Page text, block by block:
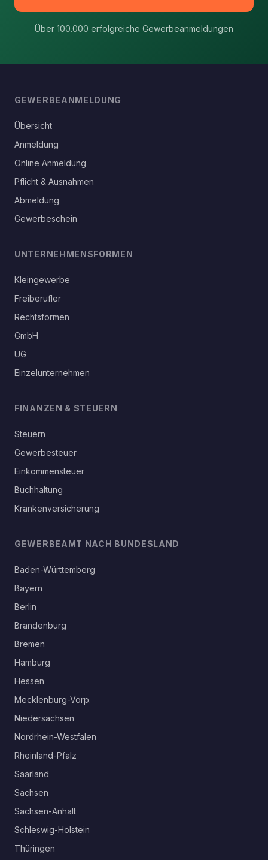
Über 100.000 erfolgreiche Gewerbeanmeldungen
GEWERBEANMELDUNG
Übersicht
Anmeldung
Online Anmeldung
Pflicht & Ausnahmen
Abmeldung
Gewerbeschein
UNTERNEHMENSFORMEN
Kleingewerbe
Freiberufler
Rechtsformen
GmbH
UG
Einzelunternehmen
FINANZEN & STEUERN
Steuern
Gewerbesteuer
Einkommensteuer
Buchhaltung
Krankenversicherung
GEWERBEAMT NACH BUNDESLAND
Baden-Württemberg
Bayern
Berlin
Brandenburg
Bremen
Hamburg
Hessen
Mecklenburg-Vorp.
Niedersachsen
Nordrhein-Westfalen
Rheinland-Pfalz
Saarland
Sachsen
Sachsen-Anhalt
Schleswig-Holstein
Thüringen